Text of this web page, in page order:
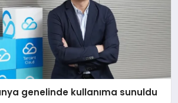
genelinde kullanıma sunuldu